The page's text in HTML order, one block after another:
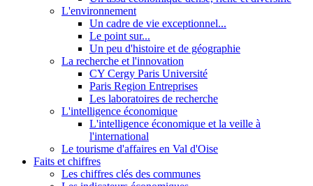
L'environnement
Un cadre de vie exceptionnel...
Le point sur...
Un peu d'histoire et de géographie
La recherche et l'innovation
CY Cergy Paris Université
Paris Region Entreprises
Les laboratoires de recherche
L'intelligence économique
L'intelligence économique et la veille à
l'international
Le tourisme d'affaires en Val d'Oise
Faits et chiffres
Les chiffres clés des communes